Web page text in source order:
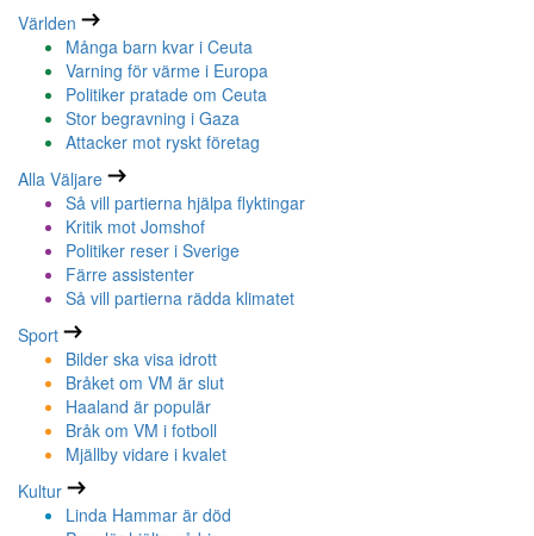
Världen
Många barn kvar i Ceuta
Varning för värme i Europa
Politiker pratade om Ceuta
Stor begravning i Gaza
Attacker mot ryskt företag
Alla Väljare
Så vill partierna hjälpa flyktingar
Kritik mot Jomshof
Politiker reser i Sverige
Färre assistenter
Så vill partierna rädda klimatet
Sport
Bilder ska visa idrott
Bråket om VM är slut
Haaland är populär
Bråk om VM i fotboll
Mjällby vidare i kvalet
Kultur
Linda Hammar är död